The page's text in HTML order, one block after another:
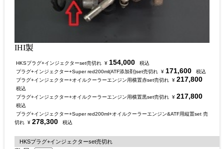
IHI製
HKSプラグ+インジェクターset売切れ ¥ 154,000
税込
プラグ+インジェクター+Super red200ml(ATF添加剤)set売切れ ¥ 171,600
税込
プラグ+インジェクター+オイルクーラーエンジン用横置赤set売切れ ¥ 217,800
税込
プラグ+インジェクター+オイルクーラーエンジン用横置黒set売切れ ¥ 217,800
税込
プラグ+インジェクター+Super red200ml+オイルクーラーエンジン&ATF用縦置set 売
切れ ¥ 278,300 税込